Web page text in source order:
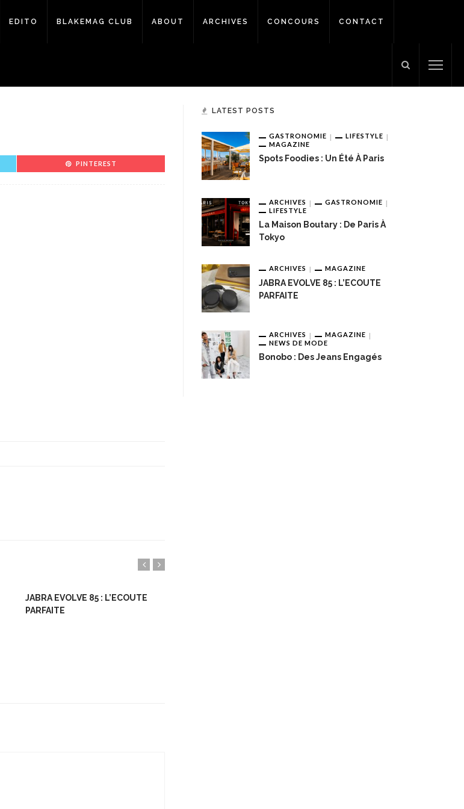
EDITO BLAKEMAG CLUB ABOUT ARCHIVES CONCOURS CONTACT
PINTEREST
JABRA EVOLVE 85 : L’ECOUTE
PARFAITE
LATEST POSTS
GASTRONOMIE
LIFESTYLE
MAGAZINE
Spots Foodies : Un Été À Paris
ARCHIVES
GASTRONOMIE
LIFESTYLE
La Maison Boutary : De Paris À
Tokyo
ARCHIVES MAGAZINE
JABRA EVOLVE 85 : L’ECOUTE
PARFAITE
ARCHIVES
MAGAZINE
NEWS DE MODE
Bonobo : Des Jeans Engagés